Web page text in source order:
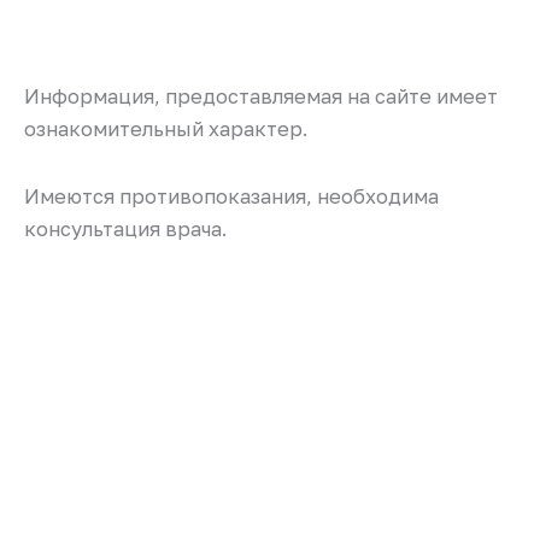
Информация, предоставляемая на сайте имеет
ознакомительный характер.
Имеются противопоказания, необходима
консультация врача.